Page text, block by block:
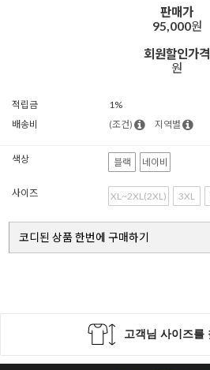
판매가
95,000원
회원할인가격
원
적립금
1%
배송비
(조건) 지역별
색상 블랙 네이비
사이즈 XL~2XL(2XL) 3XL
코디된 상품 한번에 구매하기